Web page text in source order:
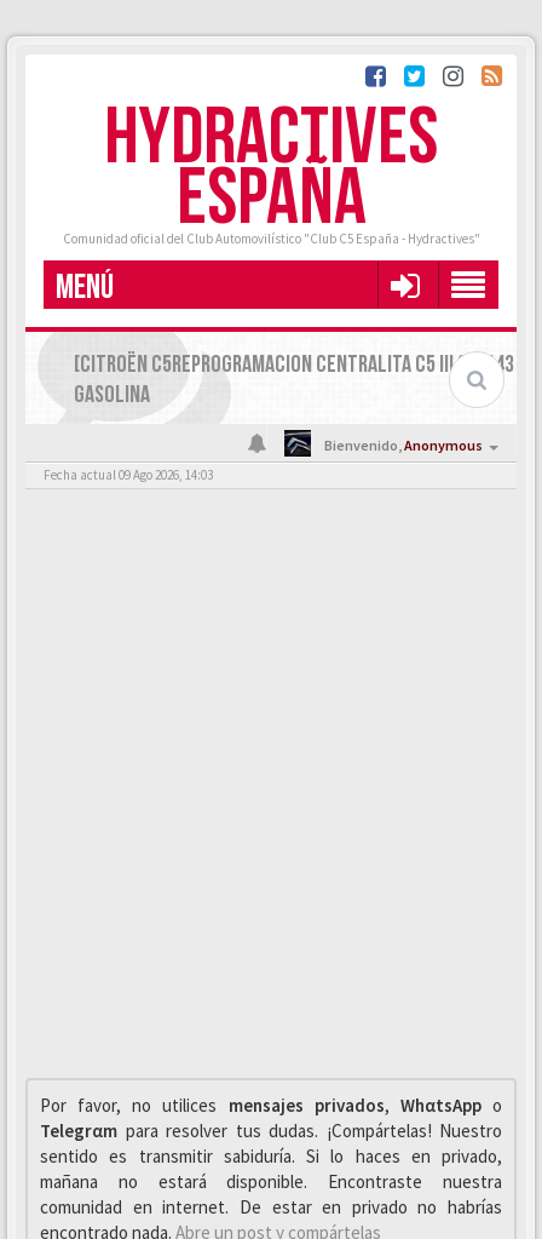
HYDRACTIVES
ESPAÑA
Comunidad oficial del Club Automovilístico "Club C5 España - Hydractives"
MENÚ
[CITROËN C5REPROGRAMACION CENTRALITA C5 III 2.0 143
GASOLINA
Bienvenido,Anonymous
Fecha actual 09 Ago 2026, 14:03
Por favor, no utilices mensajes privados, WhαtsAppo
Telegrαm para resolver tus dudas. ¡Compártelas! Nuestro
sentido es transmitir sabiduría. Si lo haces en privado,
mañana no estará disponible. Encontraste nuestra
comunidad en internet. De estar en privado no habrías
encontrado nada. Abre un post y compártelas